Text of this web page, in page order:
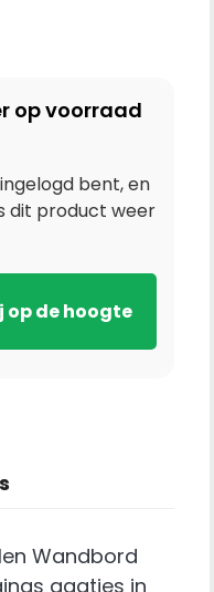
op voorraad
bent, en
dit product weer
Wandbord
gaatjes in